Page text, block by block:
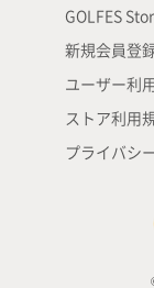
GOLFES
新規会員登
ユーザー利
ストア利用
プライバシ